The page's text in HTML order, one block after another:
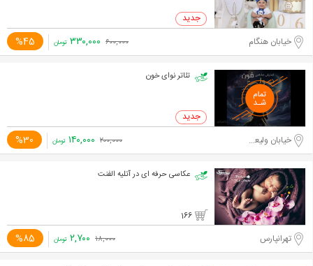
خیابان هنگام %45 ۶۰۰,۰۰۰ ۳۳۰,۰۰۰ تومان
تئاتر نوای خون
خیابان ولیعصر جنوبی %30 ۲۰۰,۰۰۰ ۱۴۰,۰۰۰ تومان
عکاسی حرفه ای در آتلیه الفنت
166
تهرانپارس %85 ۱۸,۰۰۰ ۲,۷۰۰ تومان